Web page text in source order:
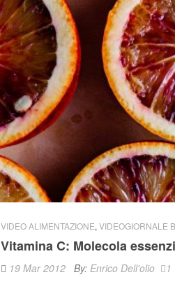
VIDEO ALIMENTAZIONE, VIDEOGIORNALE
Vitamina C: Molecola
19 Mar 2012 By: Enrico Dell'olio
1